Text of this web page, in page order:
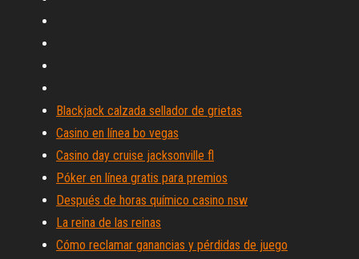
Blackjack calzada sellador de grietas
Casino en línea bo vegas
Casino day cruise jacksonville fl
Póker en línea gratis para premios
Después de horas químico casino nsw
La reina de las reinas
Cómo reclamar ganancias y pérdidas de juego